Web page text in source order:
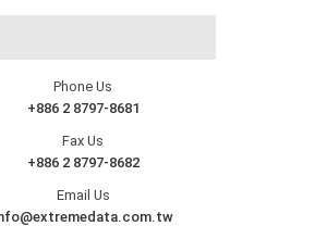
Phone Us
+886 2 8797-8681
Fax Us
+886 2 8797-8682
Email Us